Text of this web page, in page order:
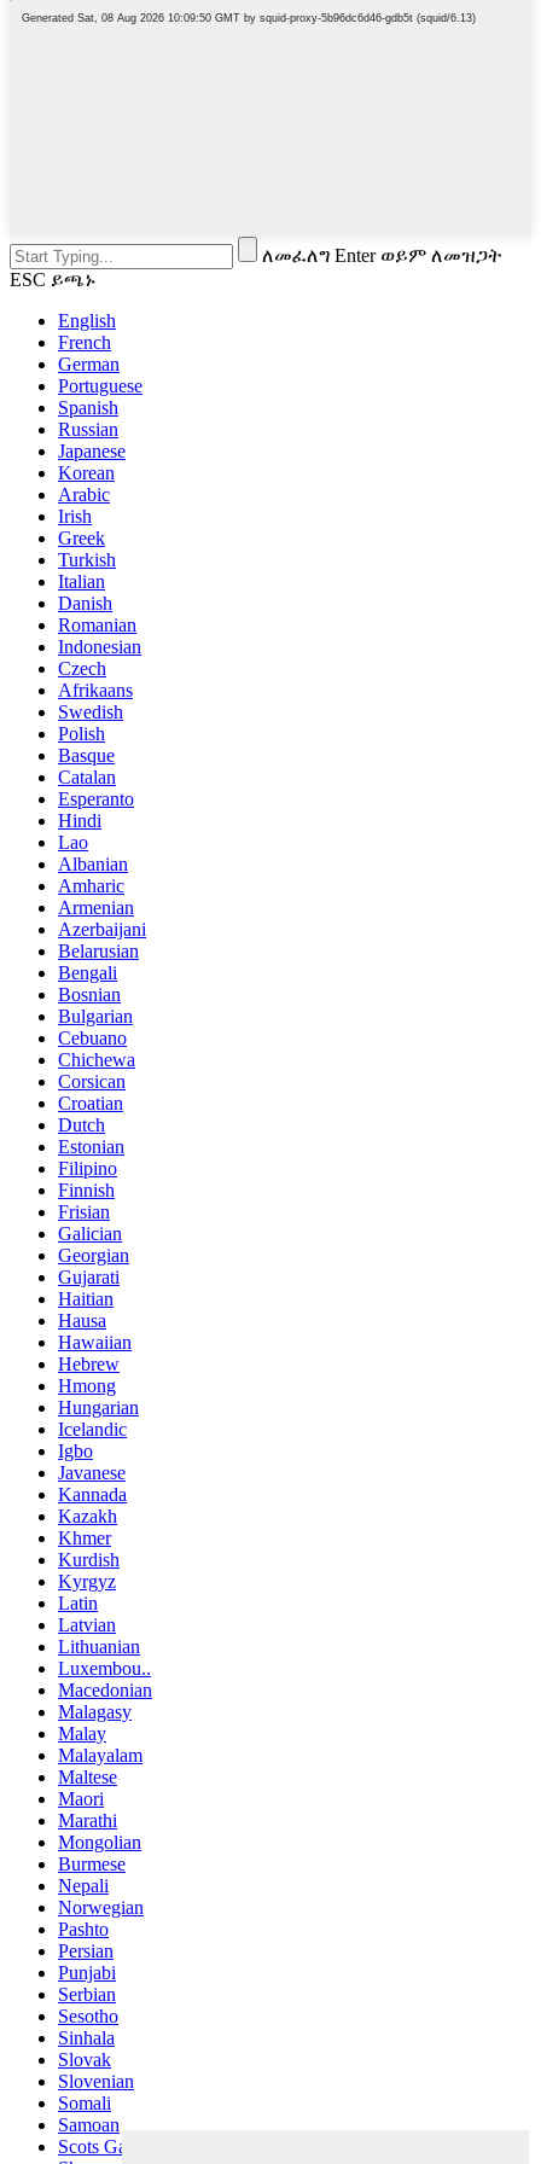
ለመፈለግ Enter ወይም ለመዝጋት
ESC ይጫኑ
English
French
German
Portuguese
Spanish
Russian
Japanese
Korean
Arabic
Irish
Greek
Turkish
Italian
Danish
Romanian
Indonesian
Czech
Afrikaans
Swedish
Polish
Basque
Catalan
Esperanto
Hindi
Lao
Albanian
Amharic
Armenian
Azerbaijani
Belarusian
Bengali
Bosnian
Bulgarian
Cebuano
Chichewa
Corsican
Croatian
Dutch
Estonian
Filipino
Finnish
Frisian
Galician
Georgian
Gujarati
Haitian
Hausa
Hawaiian
Hebrew
Hmong
Hungarian
Icelandic
Igbo
Javanese
Kannada
Kazakh
Khmer
Kurdish
Kyrgyz
Latin
Latvian
Lithuanian
Luxembou..
Macedonian
Malagasy
Malay
Malayalam
Maltese
Maori
Marathi
Mongolian
Burmese
Nepali
Norwegian
Pashto
Persian
Punjabi
Serbian
Sesotho
Sinhala
Slovak
Slovenian
Somali
Samoan
Scots Gaelic